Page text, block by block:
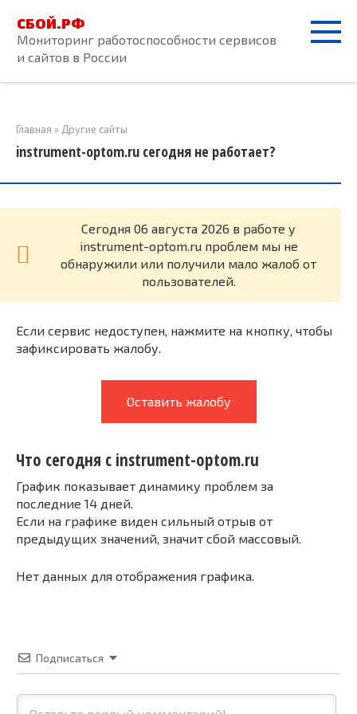
контенту
СБОЙ.РФ
Мониторинг работоспособности сервисов
и сайтов в России
Главная » Другие сайты
instrument-optom.ru сегодня не работает?
Cегодня 06 августа 2026 в работе у
instrument-optom.ru проблем мы не
обнаружили или получили мало жалоб от
пользователей.
Если сервис недоступен, нажмите на кнопку, чтобы
зафиксировать жалобу.
Оставить жалобу
Что сегодня с instrument-optom.ru
График показывает динамику проблем за
последние 14 дней.
Если на графике виден сильный отрыв от
предыдущих значений, значит сбой массовый.
Нет данных для отображения графика.
Подписаться